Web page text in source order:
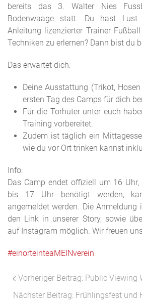
bereits das 3. Walter Nies
Bodenwaage statt. Du hast
Anleitung lizenzierter Trainer
Techniken zu erlernen? Dann bist du
Das erwartet dich:
Deine Ausstattung (Trikot,
ersten Tag des Camps für dich
Für die Torhüter unter euch
Training vorbereitet.
Zudem ist täglich ein
wie du vor Ort trinken kannst
Info:
Das Camp endet offiziell um 16
bis 17 Uhr benötigt werden,
angemeldet werden. Die Anmeldung
den Link in unserer Story, sowie
auf Instagram möglich. Wir freuen
#einorteinteaMEINverein
Vorheriger Beitrag: Public Viewing
Nächster Beitrag: Frühlingsfest und